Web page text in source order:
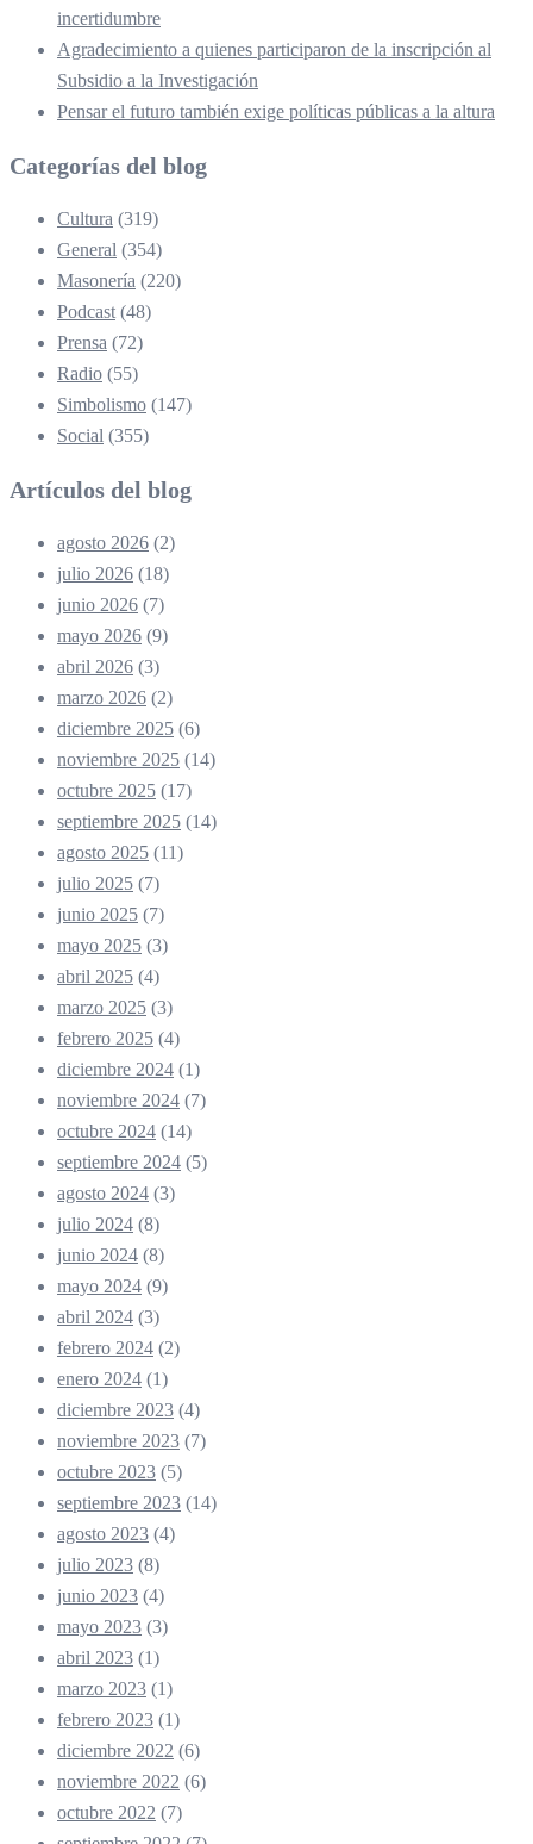
incertidumbre
Agradecimiento a quienes participaron de la inscripción al
Subsidio a la Investigación
Pensar el futuro también exige políticas públicas a la altura
Categorías del blog
Cultura (319)
General (354)
Masonería (220)
Podcast (48)
Prensa (72)
Radio (55)
Simbolismo (147)
Social (355)
Artículos del blog
agosto 2026 (2)
julio 2026 (18)
junio 2026 (7)
mayo 2026 (9)
abril 2026 (3)
marzo 2026 (2)
diciembre 2025 (6)
noviembre 2025 (14)
octubre 2025 (17)
septiembre 2025 (14)
agosto 2025 (11)
julio 2025 (7)
junio 2025 (7)
mayo 2025 (3)
abril 2025 (4)
marzo 2025 (3)
febrero 2025 (4)
diciembre 2024 (1)
noviembre 2024 (7)
octubre 2024 (14)
septiembre 2024 (5)
agosto 2024 (3)
julio 2024 (8)
junio 2024 (8)
mayo 2024 (9)
abril 2024 (3)
febrero 2024 (2)
enero 2024 (1)
diciembre 2023 (4)
noviembre 2023 (7)
octubre 2023 (5)
septiembre 2023 (14)
agosto 2023 (4)
julio 2023 (8)
junio 2023 (4)
mayo 2023 (3)
abril 2023 (1)
marzo 2023 (1)
febrero 2023 (1)
diciembre 2022 (6)
noviembre 2022 (6)
octubre 2022 (7)